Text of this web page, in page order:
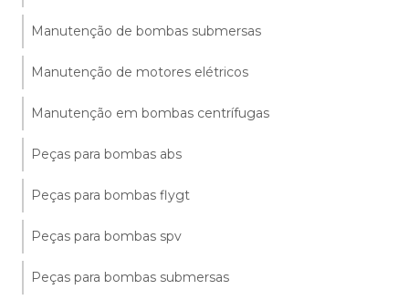
Manutenção de bombas submersas
Manutenção de motores elétricos
Manutenção em bombas centrífugas
Peças para bombas abs
Peças para bombas flygt
Peças para bombas spv
Peças para bombas submersas